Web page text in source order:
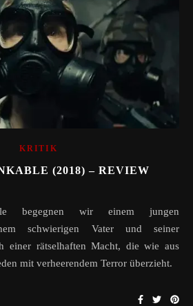
KRITIK
(2018) – REVIEW
schwierigen Vater und seiner
einer rätselhaften Macht, die wie aus
mit verheerendem Terror überzieht.